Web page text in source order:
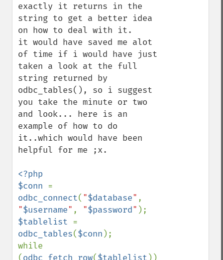
exactly it returns in the
string to get a better idea
on how to deal with it.
it would have saved me alot
of time if i would have just
taken a look at the full
string returned by
odbc_tables(), so i suggest
you take the minute or two
and look... here is an
example of how to do
it..which would have been
helpful for me ;x.
<?php
$conn
odbc_connect( "$database"
"$username" , "$password"
$tablelist
odbc_tables($conn );
while
(odbc_fetch_row($tablelist ))